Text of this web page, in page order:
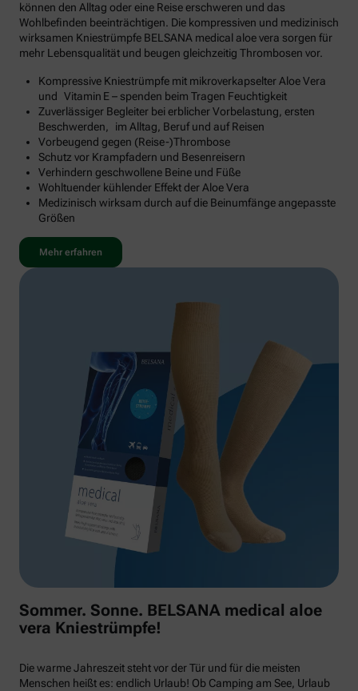
können den Alltag oder eine Reise erschweren und das
Wohlbefinden beeinträchtigen. Die kompressiven und medizinisch
wirksamen Kniestrümpfe BELSANA medical aloe vera sorgen für
mehr Lebensqualität und beugen gleichzeitig Thrombosen vor.
Kompressive Kniestrümpfe mit mikroverkapselter Aloe Vera
und Vitamin E – spenden beim Tragen Feuchtigkeit
Zuverlässiger Begleiter bei erblicher Vorbelastung, ersten
Beschwerden, im Alltag, Beruf und auf Reisen
Vorbeugend gegen (Reise-)Thrombose
Schutz vor Krampfadern und Besenreisern
Verhindern geschwollene Beine und Füße
Wohltuender kühlender Effekt der Aloe Vera
Medizinisch wirksam durch auf die Beinumfänge angepasste
Größen
Mehr erfahren
Sommer. Sonne. BELSANA medical aloe
vera Kniestrümpfe!
Die warme Jahreszeit steht vor der Tür und für die meisten
Menschen heißt es: endlich Urlaub! Ob Camping am See, Urlaub